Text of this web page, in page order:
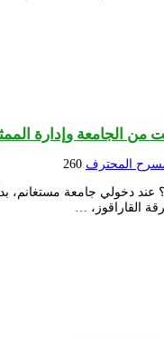
من الجامعة وإدارة
المحترف 260
عند دخولي جامعة